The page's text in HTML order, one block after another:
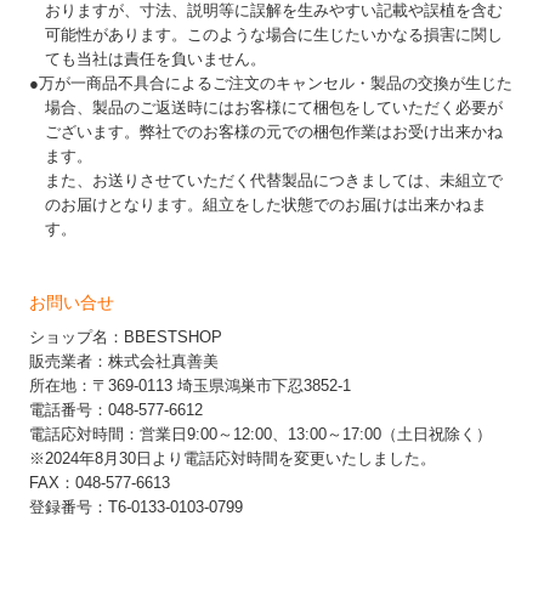
おりますが、寸法、説明等に誤解を生みやすい記載や誤植を含む
可能性があります。このような場合に生じたいかなる損害に関し
ても当社は責任を負いません。
●万が一商品不具合によるご注文のキャンセル・製品の交換が生じた
場合、製品のご返送時にはお客様にて梱包をしていただく必要が
ございます。弊社でのお客様の元での梱包作業はお受け出来かね
ます。
また、お送りさせていただく代替製品につきましては、未組立で
のお届けとなります。組立をした状態でのお届けは出来かねま
す。
お問い合せ
ショップ名：BBESTSHOP
販売業者：株式会社真善美
所在地：〒369-0113 埼玉県鴻巣市下忍3852-1
電話番号：048-577-6612
電話応対時間：営業日9:00～12:00、13:00～17:00（土日祝除く）
※2024年8月30日より電話応対時間を変更いたしました。
FAX：048-577-6613
登録番号：T6-0133-0103-0799